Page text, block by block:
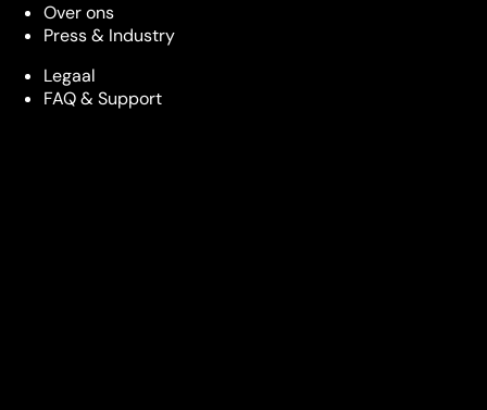
Over ons
Press & Industry
Legaal
FAQ & Support